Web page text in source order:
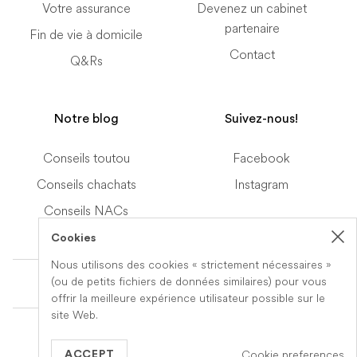
Cookies
Nous utilisons des cookies « strictement nécessaires »
(ou de petits fichiers de données similaires) pour vous
offrir la meilleure expérience utilisateur possible sur le
site Web.
ACCEPT
Votre assurance
Fin de vie à domicile
Q&Rs
Devenez un cabinet
partenaire
Contact
Notre blog
Conseils toutou
Conseils chachats
Conseils NACs
Suivez-nous!
Facebook
Instagram
Terms of Service